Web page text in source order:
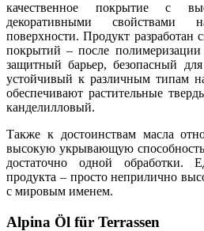
качественное покрытие с
декоративными свойствами
поверхности. Продукт разработан
покрытий – после полимеризации
защитный барьер, безопасный
устойчивый к различным типам
обеспечивают растительные
канделилловый.
Также к достоинствам масла
высокую укрывающую
достаточно одной обработки.
продукта – просто неприлично
с мировым именем.
Alpina Öl für Terrassen